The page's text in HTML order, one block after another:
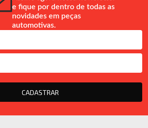
e fique por dentro de todas as
novidades em peças
automotivas.
CADASTRAR